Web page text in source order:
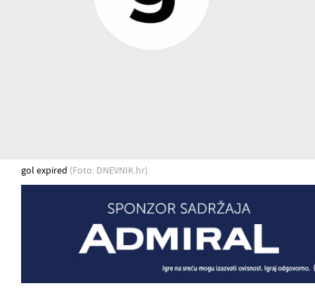
gol expired (Foto: DNEVNIK.hr)